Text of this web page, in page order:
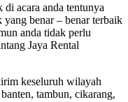
acara anda tentunya
yang benar – benar terbaik
anda tidak perlu
Jaya Rental
keseluruh wilayah
tambun, cikarang,